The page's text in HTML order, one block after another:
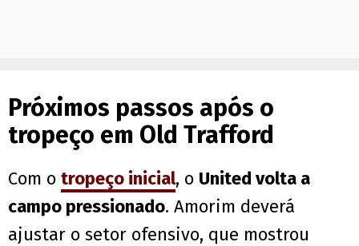
Próximos passos após o
tropeço em Old Trafford
Com o tropeço inicial, o United volta a
campo pressionado. Amorim deverá
ajustar o setor ofensivo, que mostrou